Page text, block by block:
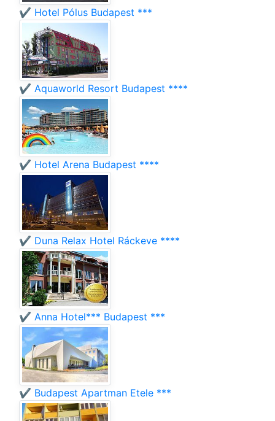
✔️ Hotel Pólus Budapest ***
✔️ Aquaworld Resort Budapest ****
✔️ Hotel Arena Budapest ****
✔️ Duna Relax Hotel Ráckeve ****
✔️ Anna Hotel*** Budapest ***
✔️ Budapest Apartman Etele ***